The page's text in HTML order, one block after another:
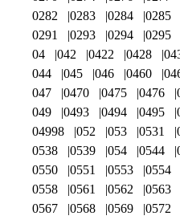
0282
0283 0284 0285
0291
0293 0294 0295
04
042 0422 0428
044
045 046 0460
047
0470 0475 0476
049
0493 0494 0495
04998
052 053 0531
0538
0539 054 0544
0550
0551 0553 0554
0558
0561 0562 0563
0567
0568 0569 0572